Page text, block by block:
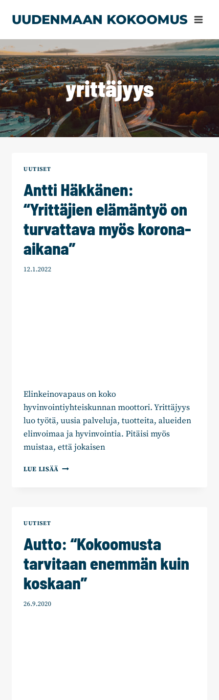
sisältöön
UUDENMAAN KOKOOMUS
yrittäjyys
UUTISET
Antti Häkkänen:
“Yrittäjien elämäntyö on
turvattava myös korona-
aikana”
12.1.2022
Elinkeinovapaus on koko
hyvinvointiyhteiskunnan moottori. Yrittäjyys
luo työtä, uusia palveluja, tuotteita, alueiden
elinvoimaa ja hyvinvointia. Pitäisi myös
muistaa, että jokaisen
LUE LISÄÄ ANTTI
KORONA-
AIKANA”
UUTISET
Autto: “Kokoomusta
tarvitaan enemmän kuin
koskaan”
26.9.2020